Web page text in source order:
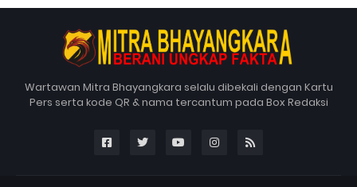
Wartawan Mitra Bhayangkara selalu dibekali dengan Kartu
Pers serta kode QR & nama tercantum pada Box Redaksi